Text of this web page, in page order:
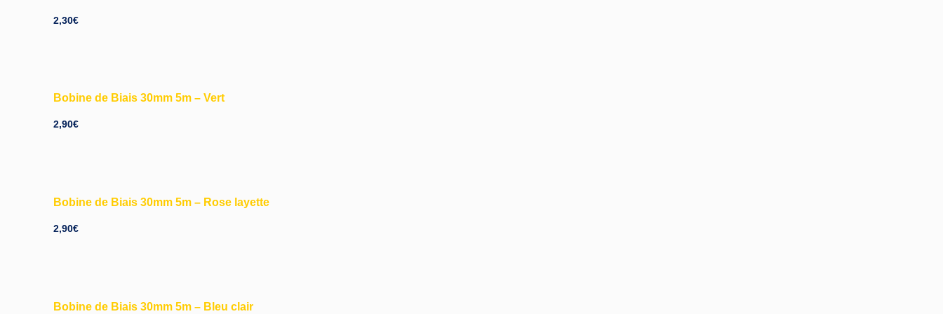
2,30€
Bobine de Biais 30mm 5m – Vert
2,90€
Bobine de Biais 30mm 5m – Rose layette
2,90€
Bobine de Biais 30mm 5m – Bleu clair